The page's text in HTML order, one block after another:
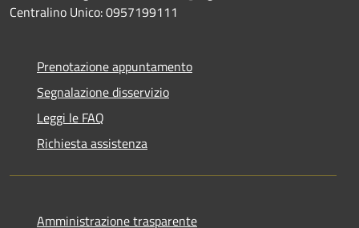
Centralino Unico: 0957199111
Prenotazione appuntamento
Segnalazione disservizio
Leggi le FAQ
Richiesta assistenza
Amministrazione trasparente